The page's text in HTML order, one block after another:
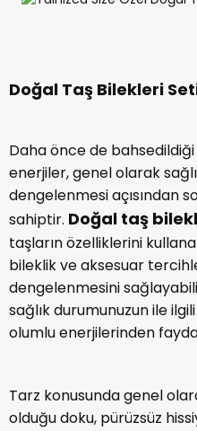
Doğal Taş Bilekleri
Daha önce de
enerjiler, genel olarak
dengelenmesi açısından
sahiptir. Doğal taş
taşların özelliklerini
bileklik ve aksesuar
dengelenmesini
sağlık durumunuzun ile
olumlu enerjilerinden
Tarz konusunda genel
olduğu doku, pürüzsüz